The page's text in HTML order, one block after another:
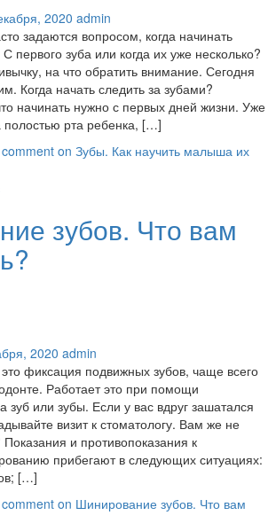
2020 admin
задаются вопросом, когда начинать
первого зуба или когда их уже несколько?
на что обратить внимание. Сегодня
Когда начать следить за зубами?
начинать нужно с первых дней жизни. Уже
полостью рта ребенка, […]
on Зубы. Как научить малыша их
зубов. Что вам
2020 admin
фиксация подвижных зубов, чаще всего
Работает это при помощи
или зубы. Если у вас вдруг зашатался
визит к стоматологу. Вам же не
Показания и противопоказания к
прибегают в следующих ситуациях:
[…]
on Шинирование зубов. Что вам